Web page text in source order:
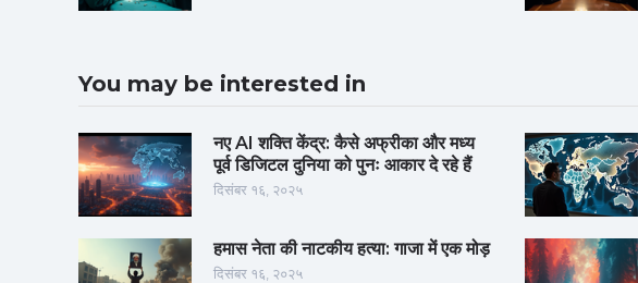
You may be interested in
नए AI शक्ति केंद्र: कैसे अफ्रीका और मध्य
पूर्व डिजिटल दुनिया को पुनः आकार दे रहे हैं
दिसंबर १६, २०२५
हमास नेता की नाटकीय हत्या: गाजा में एक मोड़
दिसंबर १६, २०२५